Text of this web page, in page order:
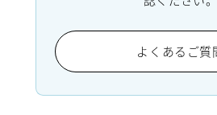
よくあるご質